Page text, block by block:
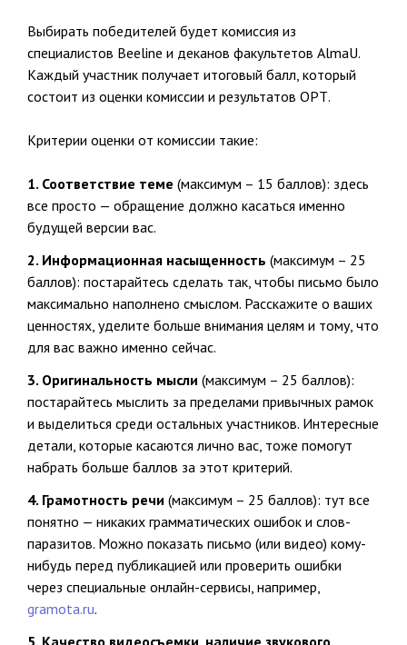
Выбирать победителей будет комиссия из
специалистов Beeline и деканов факультетов AlmaU.
Каждый участник получает итоговый балл, который
состоит из оценки комиссии и результатов ОРТ.
Критерии оценки от комиссии такие:
1. Соответствие теме (максимум – 15 баллов): здесь
все просто — обращение должно касаться именно
будущей версии вас.
2. Информационная насыщенность (максимум – 25
баллов): постарайтесь сделать так, чтобы письмо было
максимально наполнено смыслом. Расскажите о ваших
ценностях, уделите больше внимания целям и тому, что
для вас важно именно сейчас.
3. Оригинальность мысли (максимум – 25 баллов):
постарайтесь мыслить за пределами привычных рамок
и выделиться среди остальных участников. Интересные
детали, которые касаются лично вас, тоже помогут
набрать больше баллов за этот критерий.
4. Грамотность речи (максимум – 25 баллов): тут все
понятно — никаких грамматических ошибок и слов-
паразитов. Можно показать письмо (или видео) кому-
нибудь перед публикацией или проверить ошибки
через специальные онлайн-сервисы, например,
gramota.ru.